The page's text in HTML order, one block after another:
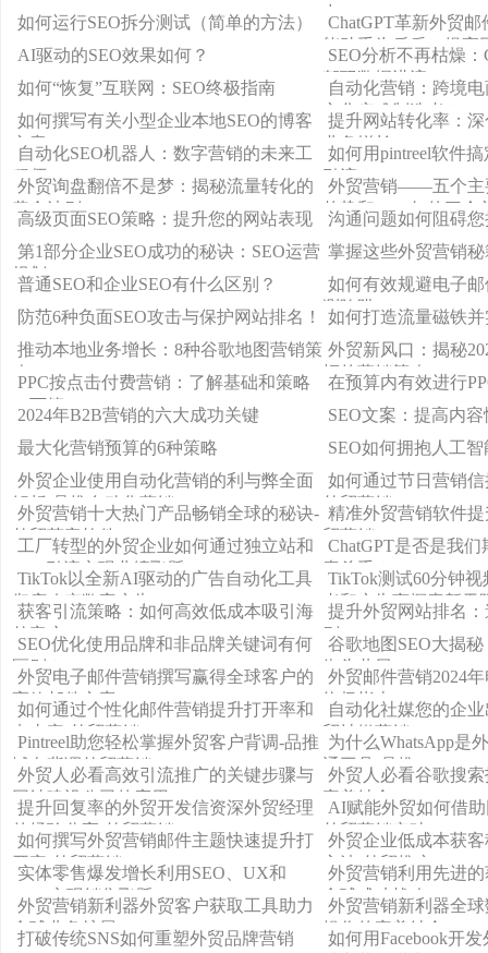
力
如何运行SEO拆分测试（简单的方法）
ChatGPT革新外贸
能助手为后盾，提高
AI驱动的SEO效果如何？
SEO分析不再枯燥
驾驭数据洪流
如何“恢复”互联网：SEO终极指南
自动化营销：跨境
文化灾难制造者？
如何撰写有关小型企业本地SEO的博客
文章
提升网站转化率：
业务增长
自动化SEO机器人：数字营销的未来工
程师
如何用pintreel软件
引流？
外贸询盘翻倍不是梦：揭秘流量转化的
黄金法则！
外贸营销——五个主
趋势和2024年的三个
高级页面SEO策略：提升您的网站表现
沟通问题如何阻碍您
第1部分企业SEO成功的秘诀：SEO运营
规划
掌握这些外贸营销
普通SEO和企业SEO有什么区别？
如何有效规避电子
测陷阱
防范6种负面SEO攻击与保护网站排名！
如何打造流量磁铁
推动本地业务增长：8种谷歌地图营销策
略
外贸新风口：揭秘
拒的营销策略
PPC按点击付费营销：了解基础和策略
（下篇）
在预算内有效进行
2024年B2B营销的六大成功关键
SEO文案：提高内
最大化营销预算的6种策略
SEO如何拥抱人工
外贸企业使用自动化营销的利与弊全面
解析-品推自动化营销
如何通过节日营销
外贸营销
外贸营销十大热门产品畅销全球的秘诀-
外贸获客软件
精准外贸营销软件
贸营销
工厂转型的外贸企业如何通过独立站和
SEO引流实现业绩飞跃
ChatGPT是否是我
索杀手？
TikTok以全新AI驱动的广告自动化工具
彻底改变数字广告
TikTok测试60分钟
者和广告商探索新天
获客引流策略：如何高效低成本吸引海
外客户
提升外贸网站排名
则
SEO优化使用品牌和非品牌关键词有何
区别？
谷歌地图SEO大揭
街头巷尾！
外贸电子邮件营销撰写赢得全球客户的
高效邮件文案
外贸邮件营销2024
终极指南
如何通过个性化邮件营销提升打开率和
点击率-外贸营销
自动化社媒您的企
贸社媒营销
Pintreel助您轻松掌握外贸客户背调-品推
域名背调外贸营销
为什么WhatsApp是
通工具-品推
外贸人必看高效引流推广的关键步骤与
网站建设公司的应用
外贸人必看谷歌搜
完美结合
提升回复率的外贸开发信资深外贸经理
的经验分享-外贸营销
AI赋能外贸如何借
外贸营销突破
如何撰写外贸营销邮件主题快速提升打
开率-外贸营销
外贸企业低成本获
方法-外贸推广
实体零售爆发增长利用SEO、UX和
CRO实现销售飞跃
外贸营销利用先进
全球成功战略
外贸营销新利器外贸客户获取工具助力
全球业务扩展
外贸营销新利器全
操作的完美结合
打破传统SNS如何重塑外贸品牌营销
如何用Facebook开